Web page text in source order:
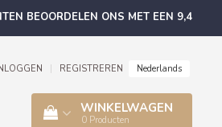
BEOORDELEN ONS MET EEN 9,4
REGISTREREN Nederlands
WINKELWAGEN
0 Producten